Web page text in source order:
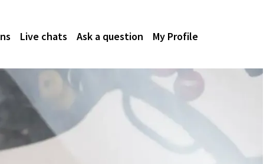
Live chats Ask a question My Profile